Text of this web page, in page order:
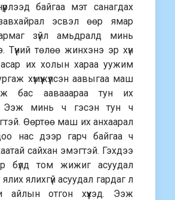
байгаа мэт санагдах
эсвэл өөр ямар
зүйл амьдралд минь
Түүний төлөө жинхэнэ эр хүн
асар их холын хараа уужим
хүмүүжүүлсэн аавыгаа маш
бас аавааараа тун их
Ээж минь ч гэсэн тун ч
Өөртөө маш их анхаарал
нас дээр гарч байгаа ч
сайхан эмэгтэй. Гэхдээ
бүлд том жижиг асуудал
ялихгүй асуудал гардаг л
айлын отгон хүүхэд. Ээж